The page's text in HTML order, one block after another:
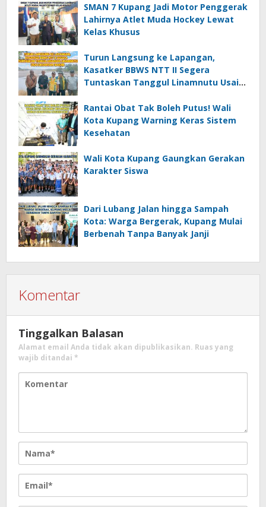
SMAN 7 Kupang Jadi Motor Penggerak
Lahirnya Atlet Muda Hockey Lewat
Kelas Khusus
Turun Langsung ke Lapangan,
Kasatker BBWS NTT II Segera
Tuntaskan Tanggul Linamnutu Usai
Rantai Obat Tak Boleh Putus! Wali
Kota Kupang Warning Keras Sistem
Kesehatan
Wali Kota Kupang Gaungkan Gerakan
Karakter Siswa
Dari Lubang Jalan hingga Sampah
Kota: Warga Bergerak, Kupang Mulai
Berbenah Tanpa Banyak Janji
Komentar
Tinggalkan Balasan
Alamat email Anda tidak akan dipublikasikan. Ruas yang
wajib ditandai *